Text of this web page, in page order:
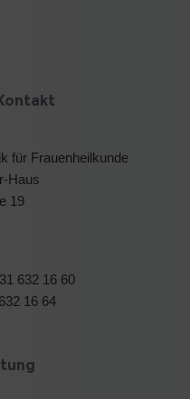
für Frauenheilkunde
Haus
19
632 16 60
16 64